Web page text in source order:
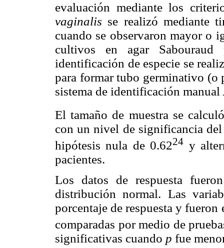
evaluación mediante los
vaginalis se realizó mediante
cuando se observaron mayor o
cultivos en agar
identificación de especie se
para formar tubo germinativo (o
sistema de identificación
El tamaño de muestra se
con un nivel de significancia
hipótesis nula de 0.6224 y
pacientes.
Los datos de respuesta
distribución normal. Las
porcentaje de respuesta y fueron
comparadas por medio de
significativas cuando p fue